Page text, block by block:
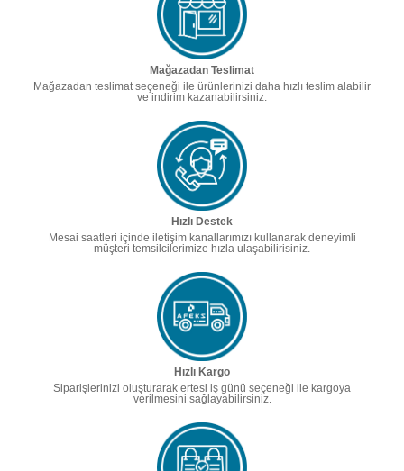
Mağazadan Teslimat
Mağazadan teslimat seçeneği ile ürünlerinizi daha hızlı teslim alabilir
ve indirim kazanabilirsiniz.
Hızlı Destek
Mesai saatleri içinde iletişim kanallarımızı kullanarak deneyimli
müşteri temsilcilerimize hızla ulaşabilirisiniz.
Hızlı Kargo
Siparişlerinizi oluşturarak ertesi iş günü seçeneği ile kargoya
verilmesini sağlayabilirsiniz.